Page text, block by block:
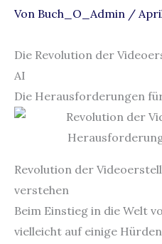
Von Buch_O_Admin /
Die Revolution der
AI
Die Herausforderungen
Revolution der
verstehen
Beim Einstieg in die Welt
vielleicht auf einige